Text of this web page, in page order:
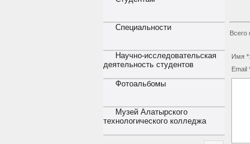
Специальности
Научно-исследовательская
деятельность студентов
Фотоальбомы
Музей Алатырского
технологического колледжа
Всего
Имя *:
Email